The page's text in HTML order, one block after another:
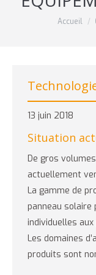
Vous êtes ici :Accueil
13 juin 2018
Situation
De gros
actuellement
La gamme de
panneau solaire
individuelles
Les domaines
produits sont